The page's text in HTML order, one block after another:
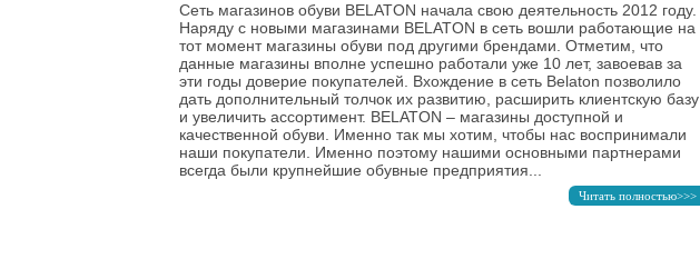
Сеть магазинов обуви BELATON начала свою деятельность 2012 году.
Наряду с новыми магазинами BELATON в сеть вошли работающие на
тот момент магазины обуви под другими брендами. Отметим, что
данные магазины вполне успешно работали уже 10 лет, завоевав за
эти годы доверие покупателей. Вхождение в сеть Belaton позволило
дать дополнительный толчок их развитию, расширить клиентскую базу
и увеличить ассортимент. BELATON – магазины доступной и
качественной обуви. Именно так мы хотим, чтобы нас воспринимали
наши покупатели. Именно поэтому нашими основными партнерами
всегда были крупнейшие обувные предприятия...
Читать полностью>>>